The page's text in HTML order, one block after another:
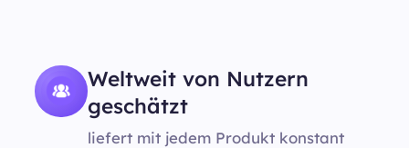
Weltweit von Nutzern
geschätzt
liefert mit jedem Produkt konstant